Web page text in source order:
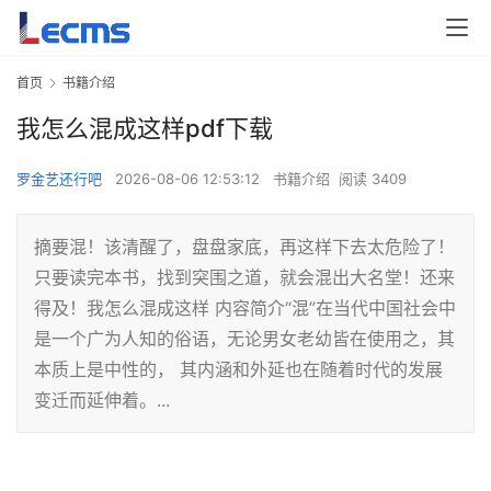
首页 书籍介绍
我怎么混成这样pdf下载
罗金艺还行吧 2026-08-06 12:53:12 书籍介绍 阅读 3409
摘要混！该清醒了，盘盘家底，再这样下去太危险了！
只要读完本书，找到突围之道，就会混出大名堂！还来
得及！我怎么混成这样 内容简介“混”在当代中国社会中
是一个广为人知的俗语，无论男女老幼皆在使用之，其
本质上是中性的， 其内涵和外延也在随着时代的发展
变迁而延伸着。...